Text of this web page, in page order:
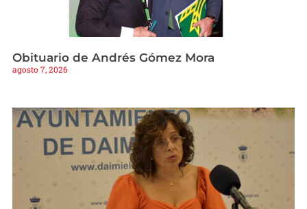
Obituario de Andrés Gómez Mora
agosto 7, 2026